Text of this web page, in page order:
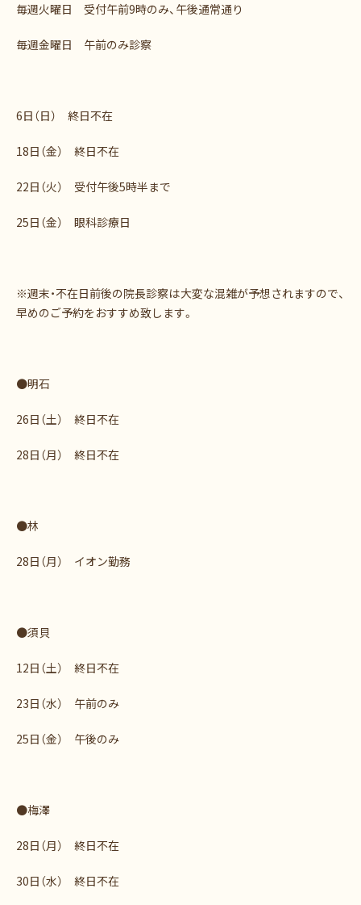
毎週火曜日 受付午前9時のみ、午後通常通り
毎週金曜日 午前のみ診察
6日（日） 終日不在
18日（金） 終日不在
22日（火） 受付午後5時半まで
25日（金） 眼科診療日
※週末・不在日前後の院長診察は大変な混雑が予想されますので、
早めのご予約をおすすめ致します。
●明石
26日（土） 終日不在
28日（月） 終日不在
●林
28日（月） イオン勤務
●須貝
12日（土） 終日不在
23日（水） 午前のみ
25日（金） 午後のみ
●梅澤
28日（月） 終日不在
30日（水） 終日不在